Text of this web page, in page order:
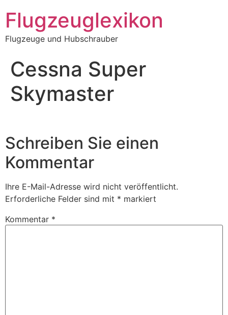
Inhalt
springen
Flugzeuglexikon
Flugzeuge und Hubschrauber
Cessna Super
Skymaster
Schreiben Sie einen
Kommentar
Ihre E-Mail-Adresse wird nicht veröffentlicht.
Erforderliche Felder sind mit * markiert
Kommentar *